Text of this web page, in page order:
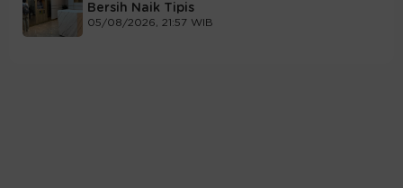
Bersih Naik Tipis
05/08/2026, 21:57 WIB